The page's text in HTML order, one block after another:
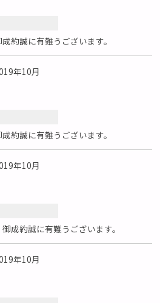
約誠に有難うございます。
年10月
約誠に有難うございます。
年10月
成約誠に有難うございます。
年10月